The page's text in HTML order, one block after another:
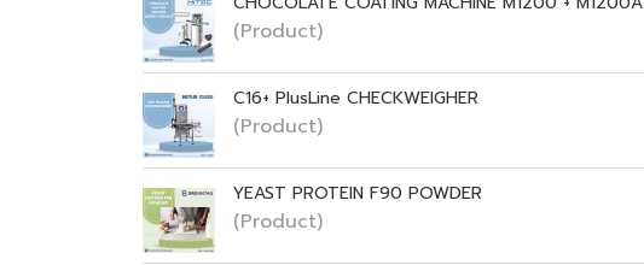
(Product)
C16+ PlusLine CHECKWEIGHER
(Product)
YEAST PROTEIN F90 POWDER
(Product)